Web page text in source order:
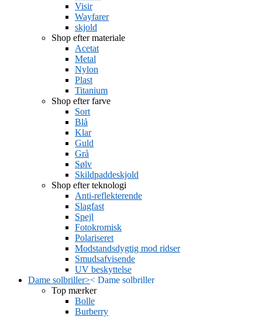
Visir
Wayfarer
skjold
Shop efter materiale
Acetat
Metal
Nylon
Plast
Titanium
Shop efter farve
Sort
Blå
Klar
Guld
Grå
Sølv
Skildpaddeskjold
Shop efter teknologi
Anti-reflekterende
Slagfast
Spejl
Fotokromisk
Polariseret
Modstandsdygtig mod ridser
Smudsafvisende
UV beskyttelse
Dame solbriller>< Dame solbriller
Top mærker
Bolle
Burberry